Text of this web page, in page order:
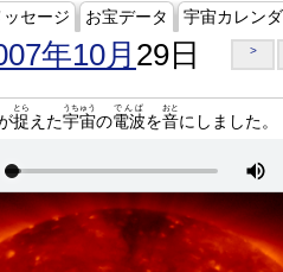
セージ お宝データ 宇宙カレン
年10月 29日 >
捉
とら
えた宇宙
うちゅう
の電波
でんぱ
を音
おと
にしました。